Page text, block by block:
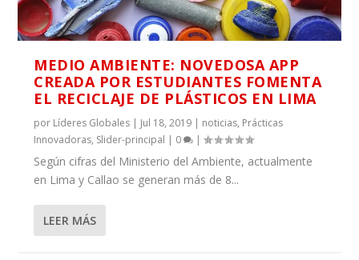
MEDIO AMBIENTE: NOVEDOSA APP
CREADA POR ESTUDIANTES FOMENTA
EL RECICLAJE DE PLÁSTICOS EN LIMA
por Líderes Globales | Jul 18, 2019 | noticias, Prácticas
Innovadoras, Slider-principal | 0 |
Según cifras del Ministerio del Ambiente, actualmente
en Lima y Callao se generan más de 8...
LEER MÁS